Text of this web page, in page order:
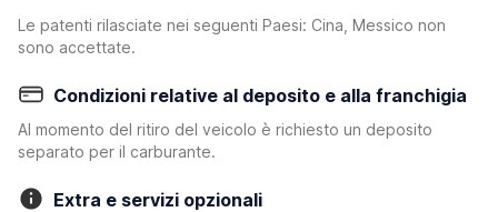
Le patenti rilasciate nei seguenti Paesi: Cina, Messico non
sono accettate.
Condizioni relative al deposito e alla franchigia
Al momento del ritiro del veicolo è richiesto un deposito
separato per il carburante.
Extra e servizi opzionali